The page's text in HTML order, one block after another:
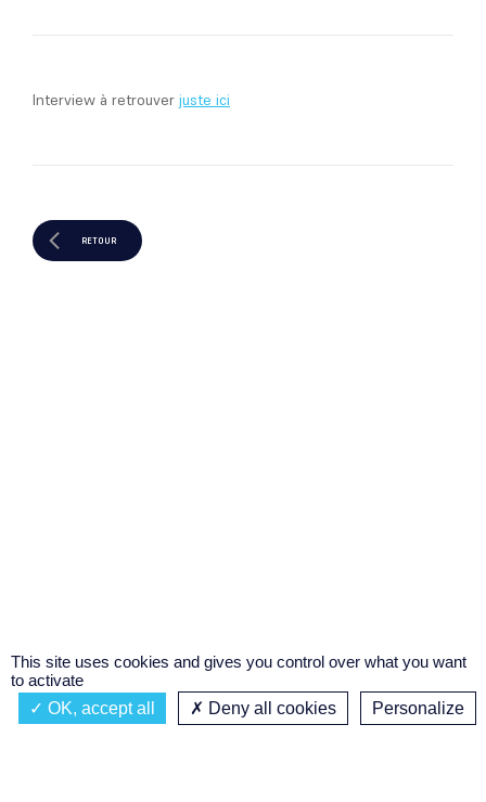
Émission à l'antenne
Interview à retrouver juste ici
RETOUR
Actualités À propos
This site uses cookies and gives you control over what you want
to activate
OK, accept all
Deny all cookies
Personalize